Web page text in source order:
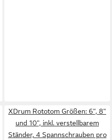
XDrum Rototom Größen: 6", 8"
und 10", inkl. verstellbarem
Ständer, 4 Spannschrauben pro